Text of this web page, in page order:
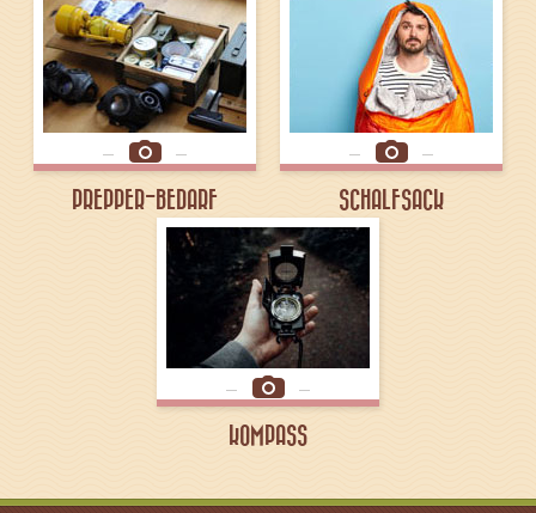
PREPPER-BEDARF SCHALFSACK
KOMPASS